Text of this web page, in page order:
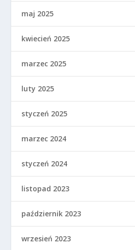
maj 2025
kwiecień 2025
marzec 2025
luty 2025
styczeń 2025
marzec 2024
styczeń 2024
listopad 2023
październik 2023
wrzesień 2023